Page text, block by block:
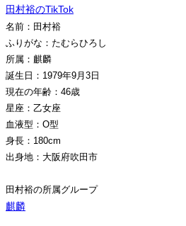
田村裕のTikTok
名前：田村裕
ふりがな：たむらひろし
所属：麒麟
誕生日：1979年9月3日
現在の年齢：46歳
星座：乙女座
血液型：O型
身長：180cm
出身地：大阪府吹田市
田村裕の所属グループ
麒麟